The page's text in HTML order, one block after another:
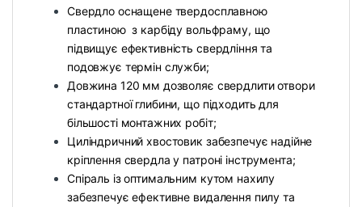
Свердло оснащене твердосплавною
пластиною з карбіду вольфраму, що
підвищує ефективність свердління та
подовжує термін служби;
Довжина 120 мм дозволяє свердлити отвори
стандартної глибини, що підходить для
більшості монтажних робіт;
Циліндричний хвостовик забезпечує надійне
кріплення свердла у патроні інструмента;
Спіраль із оптимальним кутом нахилу
забезпечує ефективне видалення пилу та